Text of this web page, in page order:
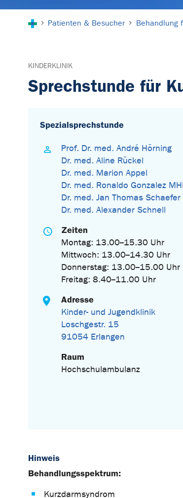
Patienten & Besucher Behandlung
KINDERKLINIK
Sprechstunde für
Spezialsprechstunde
Prof. Dr. med. André Hörning
Dr. med. Aline Rückel
Dr. med. Marion Appel
Dr. med. Ronaldo Gonzalez
Dr. med. Jan Thomas Schaefer
Dr. med. Alexander Schnell
Zeiten
Montag: 13.00--15.30 Uhr
Mittwoch: 13.00--14.30 Uhr
Donnerstag: 13.00--15.00 Uhr
Freitag: 8.40--11.00 Uhr
Adresse
Kinder- und Jugendklinik
Loschgestr. 15
91054 Erlangen
Raum
Hochschulambulanz
Hinweis
Behandlungsspektrum:
Kurzdarmsyndrom